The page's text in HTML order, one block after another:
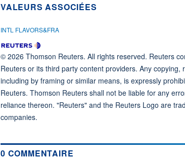
VALEURS ASSOCIÉES
INTL FLAVORS&FRA
© 2026 Thomson Reuters. All rights reserved. Reuters
Reuters or its third party content providers. Any
including by framing or similar means, is expressly
Reuters. Thomson Reuters shall not be liable for any
reliance thereon. "Reuters" and the Reuters Logo are
companies.
0 COMMENTAIRE